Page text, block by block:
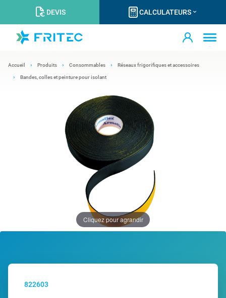
DEVIS CALCULATEURS
Accueil Produits Consommables Réseaux frigorifiques et accessoires
Bandes, colles et peinture pour isolant
Cliquez pour agrandir
822603